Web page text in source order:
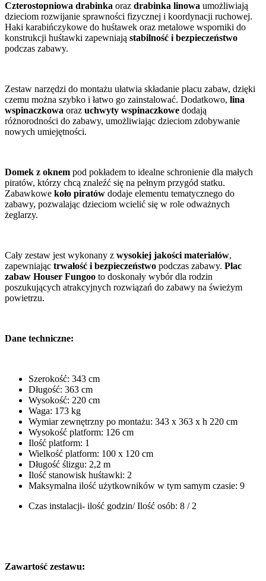
Czterostopniowa drabinka oraz drabinka linowa umożliwiają
dzieciom rozwijanie sprawności fizycznej i koordynacji ruchowej.
Haki karabińczykowe do huśtawek oraz metalowe wsporniki do
konstrukcji huśtawki zapewniają stabilność i bezpieczeństwo
podczas zabawy.
Zestaw narzędzi do montażu ułatwia składanie placu zabaw, dzięki
czemu można szybko i łatwo go zainstalować. Dodatkowo, lina
wspinaczkowa oraz uchwyty wspinaczkowe dodają
różnorodności do zabawy, umożliwiając dzieciom zdobywanie
nowych umiejętności.
Domek z oknem pod pokładem to idealne schronienie dla małych
piratów, którzy chcą znaleźć się na pełnym przygód statku.
Zabawkowe koło piratów dodaje elementu tematycznego do
zabawy, pozwalając dzieciom wcielić się w role odważnych
żeglarzy.
Cały zestaw jest wykonany z wysokiej jakości materiałów,
zapewniając trwałość i bezpieczeństwo podczas zabawy. Plac
zabaw Houser Fungoo to doskonały wybór dla rodzin
poszukujących atrakcyjnych rozwiązań do zabawy na świeżym
powietrzu.
Dane techniczne:
Szerokość: 343 cm
Długość: 363 cm
Wysokość: 220 cm
Waga: 173 kg
Wymiar zewnętrzny po montażu: 343 x 363 x h 220 cm
Wysokość platform: 126 cm
Ilość platform: 1
Wielkość platform: 100 x 120 cm
Długość ślizgu: 2,2 m
Ilość stanowisk huśtawki: 2
Maksymalna ilość użytkowników w tym samym czasie: 9
Czas instalacji- ilość godzin/ Ilość osób: 8 / 2
Zawartość zestawu: